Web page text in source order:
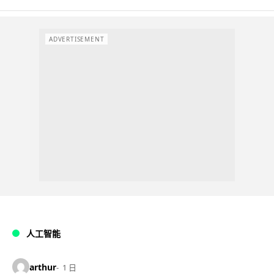
ADVERTISEMENT
人工智能
arthur 1 日